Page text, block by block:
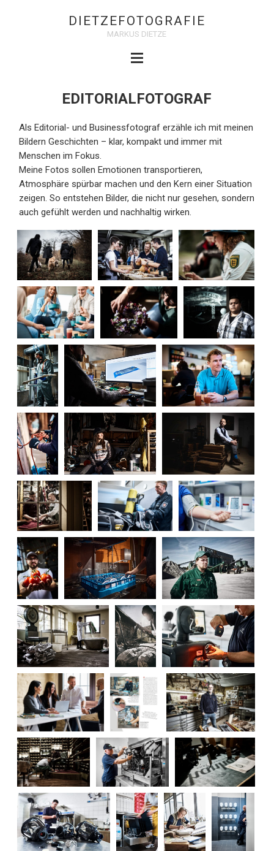
DIETZEFOTOGRAFIE
MARKUS DIETZE
EDITORIALFOTOGRAF
Als Editorial- und Businessfotograf erzähle ich mit meinen
Bildern Geschichten – klar, kompakt und immer mit
Menschen im Fokus.
Meine Fotos sollen Emotionen transportieren,
Atmosphäre spürbar machen und den Kern einer Situation
zeigen. So entstehen Bilder, die nicht nur gesehen, sondern
auch gefühlt werden und nachhaltig wirken.